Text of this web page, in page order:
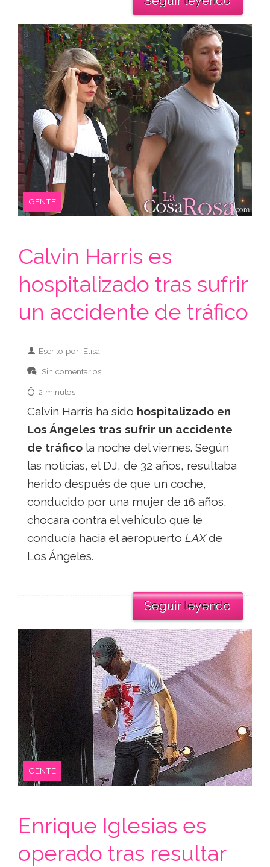
GENTE
Calvin Harris es
hospitalizado tras sufrir
un accidente de tráfico
Escrito por: Elisa
Sin comentarios
2 minutos
Calvin Harris ha sido hospitalizado en
Los Ángeles tras sufrir un accidente
de tráfico la noche del viernes. Según
las noticias, el DJ, de 32 años, resultaba
herido después de que un coche,
conducido por una mujer de 16 años,
chocara contra el vehículo que le
conducía hacia el aeropuerto LAXde
Los Ángeles.
Seguir leyendo
GENTE
Enrique Iglesias es
operado tras resultar